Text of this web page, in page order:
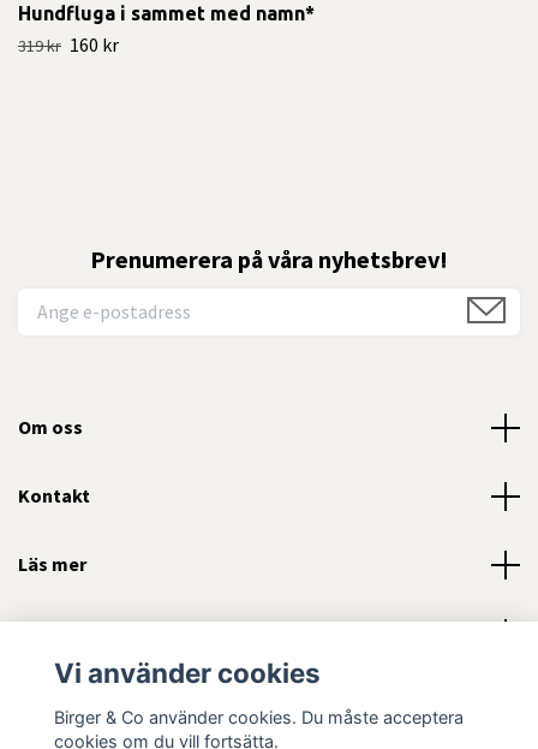
Hundfluga i sammet med namn*
319 kr 160 kr
Prenumerera på våra nyhetsbrev!
Om oss
Kontakt
Läs mer
Vi använder cookies
Birger & Co använder cookies. Du måste acceptera
cookies om du vill fortsätta.